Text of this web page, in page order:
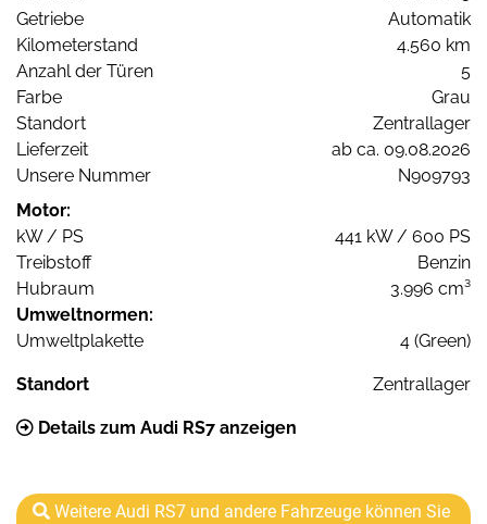
Getriebe
Automatik
Kilometerstand
4.560 km
Anzahl der Türen
5
Farbe
Grau
Standort
Zentrallager
Lieferzeit
ab ca. 09.08.2026
Unsere Nummer
N909793
Motor:
kW / PS
441 kW / 600 PS
Treibstoff
Benzin
Hubraum
3.996 cm³
Umweltnormen:
Umweltplakette
4 (Green)
Standort Zentrallager
Details zum Audi RS7 anzeigen
Weitere Audi RS7 und andere Fahrzeuge können Sie